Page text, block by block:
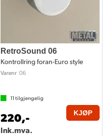
RetroSound 06
Kontrollring foran-Euro style
Varenr 06
11 tilgjengelig
220,-
Ink.mva.
KJØP